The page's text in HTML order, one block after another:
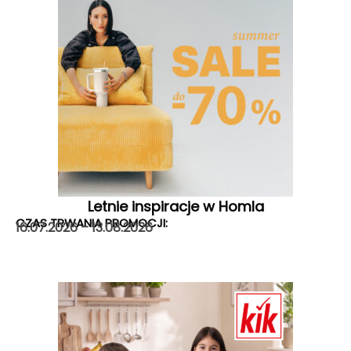
Letnie inspiracje w Homla
CZAS TRWANIA PROMOCJI:
16.07.2026 – 13.08.2026